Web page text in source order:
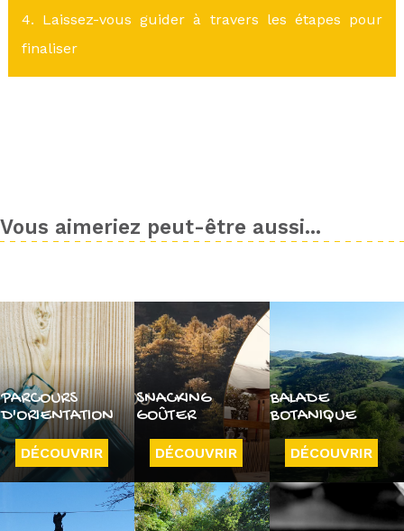
4. Laissez-vous guider à travers les étapes pour
finaliser
Vous aimeriez peut-être aussi...
PARCOURS
D'ORIENTATION
DÉCOUVRIR
SNACKING
GOÛTER
DÉCOUVRIR
BALADE
BOTANIQUE
DÉCOUVRIR